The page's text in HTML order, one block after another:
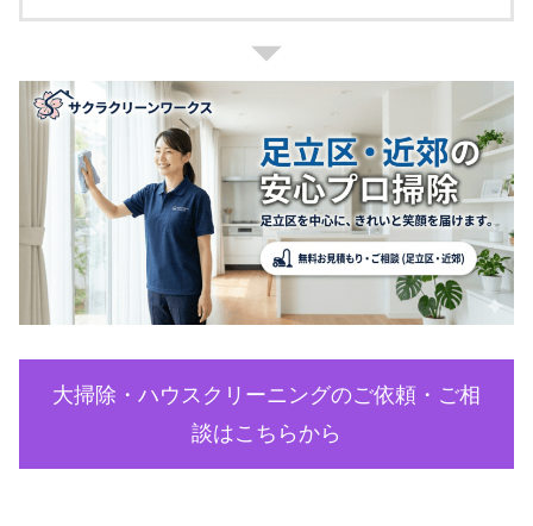
大掃除・ハウスクリーニングのご依頼・ご相
談はこちらから